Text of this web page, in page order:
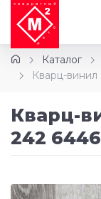
Каталог
Кварц-винил
Кварц-
242